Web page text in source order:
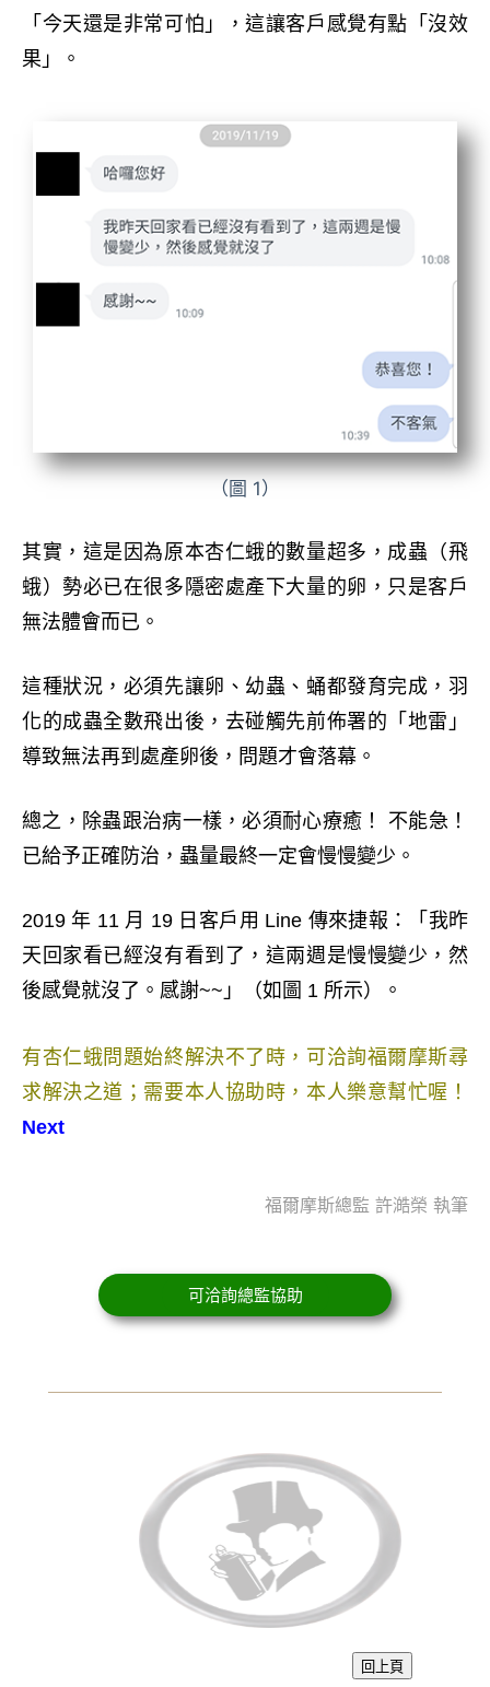
「今天還是非常可怕」，這讓客戶感覺有點「沒效
果」。
（圖 1）
其實，這是因為原本杏仁蛾的數量超多，成蟲（飛
蛾）勢必已在很多隱密處產下大量的卵，只是客戶
無法體會而已。
這種狀況，必須先讓卵、幼蟲、蛹都發育完成，羽
化的成蟲全數飛出後，去碰觸先前佈署的「地雷」
導致無法再到處產卵後，問題才會落幕。
總之，除蟲跟治病一樣，必須耐心療癒！ 不能急！
已給予正確防治，蟲量最終一定會慢慢變少。
2019 年 11 月 19 日客戶用 Line 傳來捷報：「我昨
天回家看已經沒有看到了，這兩週是慢慢變少，然
後感覺就沒了。感謝~~」（如圖 1 所示）。
有杏仁蛾問題始終解決不了時，可洽詢福爾摩斯尋
求解決之道；需要本人協助時，本人樂意幫忙喔！
Next
福爾摩斯總監 許澔榮 執筆
可洽詢總監協助